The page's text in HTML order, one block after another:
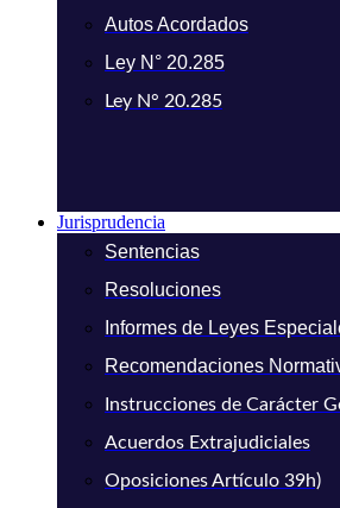
Autos Acordados
Ley N° 20.285
Ley N° 20.285
Jurisprudencia
Sentencias
Resoluciones
Informes de Leyes
Recomendaciones
Instrucciones de Carácter
Acuerdos Extrajudiciales
Oposiciones Artículo 39h)